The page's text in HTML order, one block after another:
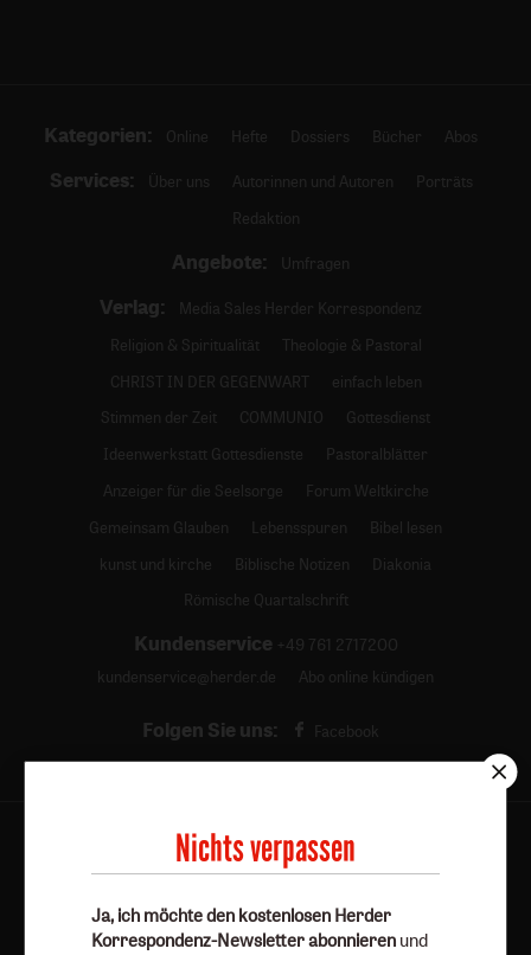
Kategorien: Online Hefte Dossiers Bücher Abos
Services: Über uns Autorinnen und Autoren
Porträts
Redaktion
Angebote: Umfragen
Verlag:
Media Sales Herder Korrespondenz
Religion & Spiritualität
Theologie & Pastoral
CHRIST IN DER GEGENWART
einfach leben
Stimmen der Zeit
COMMUNIO
Gottesdienst
Ideenwerkstatt Gottesdienste
Pastoralblätter
Anzeiger für die Seelsorge
Forum Weltkirche
Gemeinsam Glauben
Lebensspuren
Bibel lesen
kunst und kirche
Biblische Notizen
Diakonia
Römische Quartalschrift
Kundenservice +49 761 2717200
kundenservice@herder.de
Abo online kündigen
Folgen Sie uns: Facebook
Herder Korrespondenz-Newsletter
Nichts verpassen
Ja, ich möchte den kostenlosen Herder
Korrespondenz-Newsletter abonnieren und